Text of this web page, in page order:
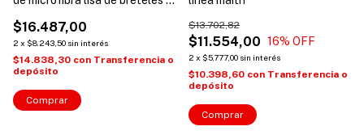
$16.487,00
2 x $8.243,50 sin interés
$14.838,30 con Transferencia o
depósito
Comprar
$11.554,00
$13.702,82
16% OFF
2 x $5.777,00 sin interés
$10.398,60 con Transferencia o
depósito
Comprar